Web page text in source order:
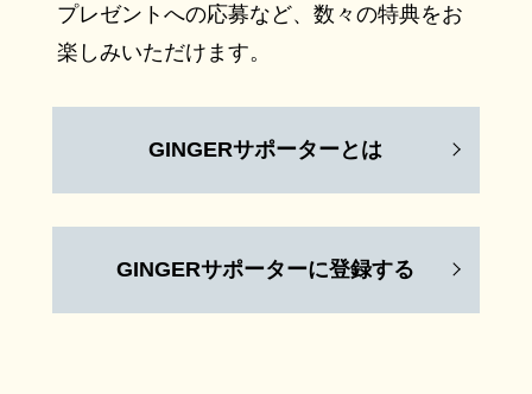
プレゼントへの応募など、数々の特典をお
楽しみいただけます。
GINGERサポーターとは
GINGERサポーターに登録する